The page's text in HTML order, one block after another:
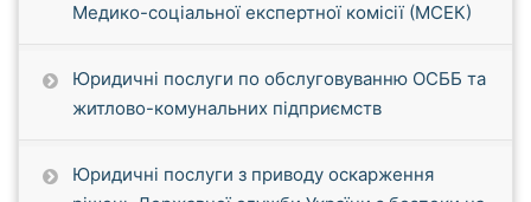
Медико-соціальної експертної комісії (МСЕК)
Юридичні послуги по обслуговуванню ОСББ та
житлово-комунальних підприємств
Юридичні послуги з приводу оскарження